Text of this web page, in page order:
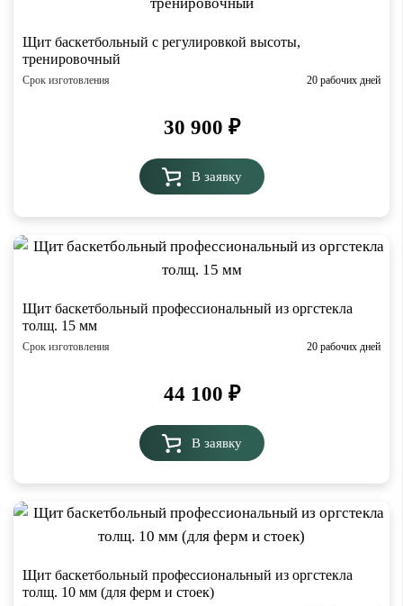
Щит баскетбольный с регулировкой высоты,
тренировочный
Срок изготовления 20 рабочих дней
30 900 ₽
В заявку
Щит баскетбольный профессиональный из оргстекла
толщ. 15 мм
Срок изготовления 20 рабочих дней
44 100 ₽
В заявку
Щит баскетбольный профессиональный из оргстекла
толщ. 10 мм (для ферм и стоек)